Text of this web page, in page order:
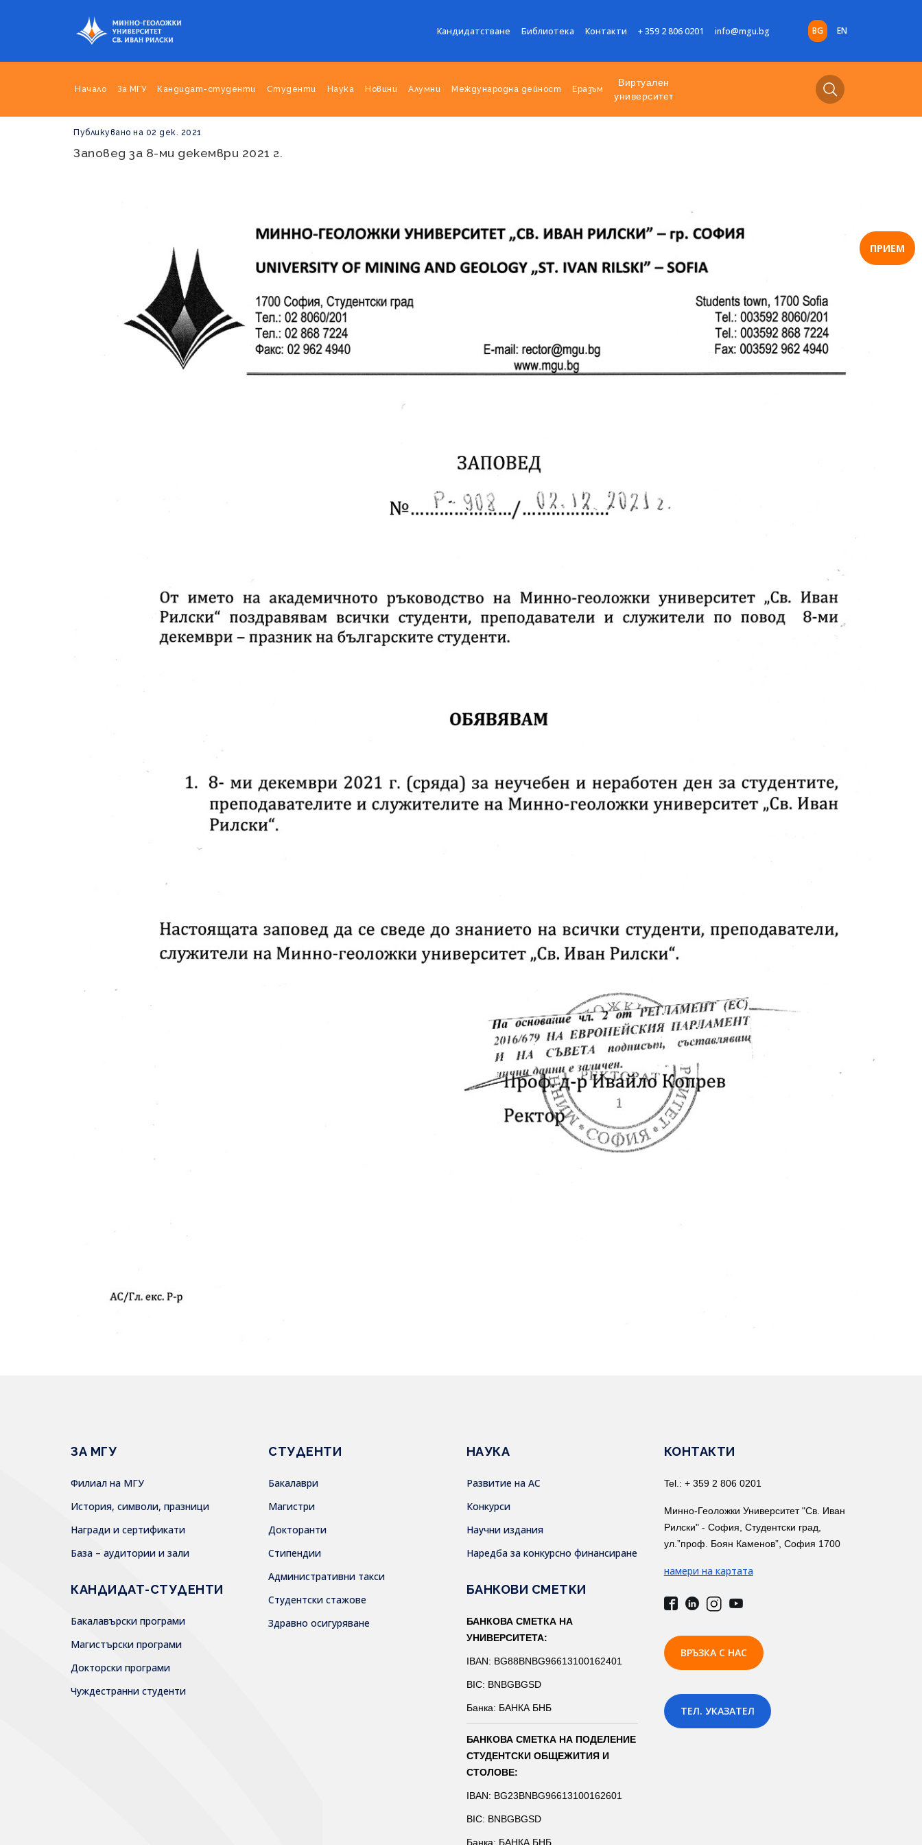
ПРИЕМ
Кандидатстване Библиотека Контакти + 359 2 806 0201 info@mgu.bg BG EN
Начало За МГУ Кандидат-студенти Студенти Наука Новини Алумни Международна дейност Еразъм
Виртуален
университет
Публикувано на 02 дек. 2021
Заповед за 8-ми декември 2021 г.
ЗА МГУ
Филиал на МГУ
История, символи, празници
Награди и сертификати
База – аудитории и зали
КАНДИДАТ-СТУДЕНТИ
Бакалавърски програми
Магистърски програми
Докторски програми
Чуждестранни студенти
СТУДЕНТИ
Бакалаври
Магистри
Докторанти
Стипендии
Административни такси
Студентски стажове
Здравно осигуряване
НАУКА
Развитие на АС
Конкурси
Научни издания
Наредба за конкурсно финансиране
БАНКОВИ СМЕТКИ
БАНКОВА СМЕТКА НА
УНИВЕРСИТЕТА:
IBAN: BG88BNBG96613100162401
BIC: BNBGBGSD
Банка: БАНКА БНБ
БАНКОВА СМЕТКА НА ПОДЕЛЕНИЕ
СТУДЕНТСКИ ОБЩЕЖИТИЯ И
СТОЛОВЕ:
IBAN: BG23BNBG96613100162601
BIC: BNBGBGSD
Банка: БАНКА БНБ
КОНТАКТИ
Tel.: + 359 2 806 0201
Минно-Геоложки Университет "Св. Иван
Рилски" - София, Студентски град,
ул.”проф. Боян Каменов”, София 1700
намери на картата
ВРЪЗКА С НАС
ТЕЛ. УКАЗАТЕЛ